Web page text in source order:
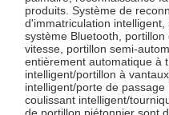
produits. Système de
d'immatriculation intelligent,
système Bluetooth,
vitesse, portillon semi-
entièrement automatique à
intelligent/portillon à
intelligent/porte de
coulissant intelligent/